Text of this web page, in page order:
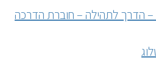
Command & Conquer – הדרך לתהילה – חוברת הדרכה